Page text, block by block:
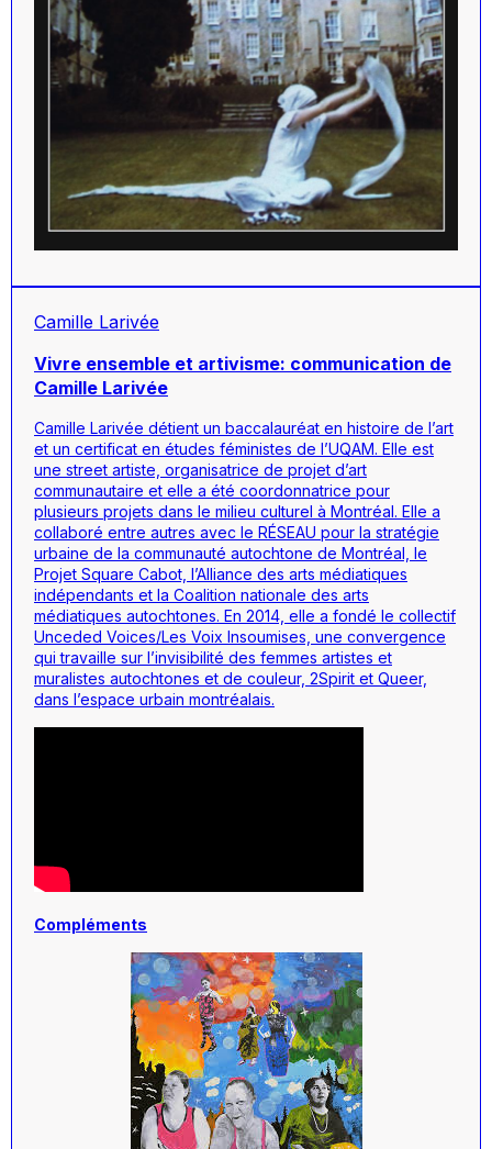
Camille Larivée
Vivre ensemble et artivisme: communication de
Camille Larivée
Camille Larivée détient un baccalauréat en histoire de l’art
et un certificat en études féministes de l’UQAM. Elle est
une street artiste, organisatrice de projet d’art
communautaire et elle a été coordonnatrice pour
plusieurs projets dans le milieu culturel à Montréal. Elle a
collaboré entre autres avec le RÉSEAU pour la stratégie
urbaine de la communauté autochtone de Montréal, le
Projet Square Cabot, l’Alliance des arts médiatiques
indépendants et la Coalition nationale des arts
médiatiques autochtones. En 2014, elle a fondé le collectif
Unceded Voices/Les Voix Insoumises, une convergence
qui travaille sur l’invisibilité des femmes artistes et
muralistes autochtones et de couleur, 2Spirit et Queer,
dans l’espace urbain montréalais.
Compléments